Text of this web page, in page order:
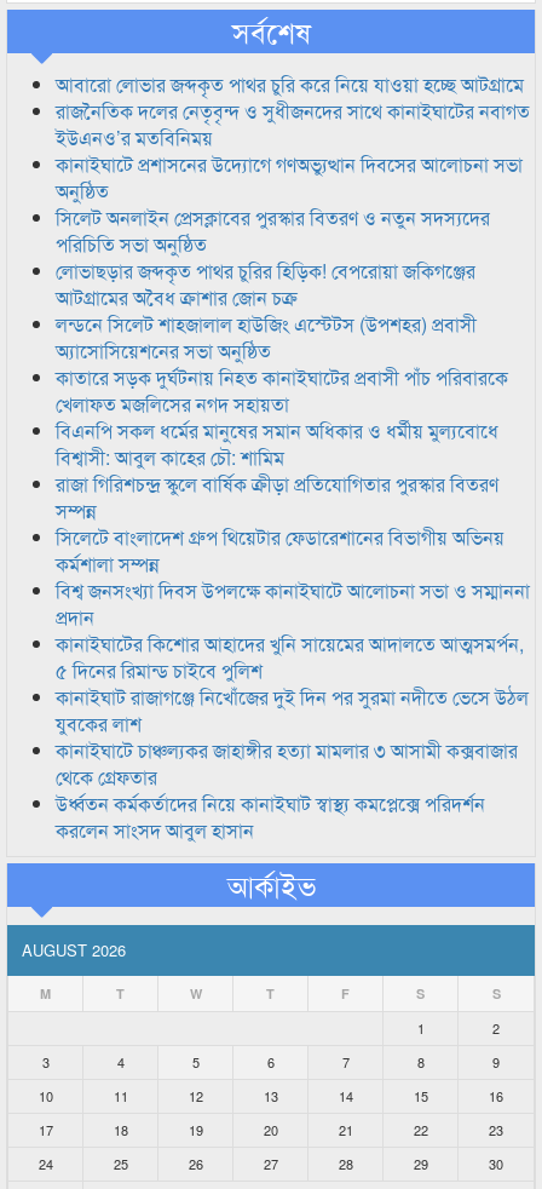
সর্বশেষ
আবারো লোভার জব্দকৃত পাথর চুরি করে নিয়ে যাওয়া হচ্ছে আটগ্রামে
রাজনৈতিক দলের নেতৃবৃন্দ ও সুধীজনদের সাথে কানাইঘাটের নবাগত
ইউএনও’র মতবিনিময়
কানাইঘাটে প্রশাসনের উদ্যোগে গণঅভ্যুত্থান দিবসের আলোচনা সভা
অনুষ্ঠিত
সিলেট অনলাইন প্রেসক্লাবের পুরস্কার বিতরণ ও নতুন সদস্যদের
পরিচিতি সভা অনুষ্ঠিত
লোভাছড়ার জব্দকৃত পাথর চুরির হিড়িক! বেপরোয়া জকিগঞ্জের
আটগ্রামের অবৈধ ক্রাশার জোন চক্র
লন্ডনে সিলেট শাহজালাল হাউজিং এস্টেটস (উপশহর) প্রবাসী
অ্যাসোসিয়েশনের সভা অনুষ্ঠিত
কাতারে সড়ক দুর্ঘটনায় নিহত কানাইঘাটের প্রবাসী পাঁচ পরিবারকে
খেলাফত মজলিসের নগদ সহায়তা
বিএনপি সকল ধর্মের মানুষের সমান অধিকার ও ধর্মীয় মুল্যবোধে
বিশ্বাসী: আবুল কাহের চৌ: শামিম
রাজা গিরিশচন্দ্র স্কুলে বার্ষিক ক্রীড়া প্রতিযোগিতার পুরস্কার বিতরণ
সম্পন্ন
সিলেটে বাংলাদেশ গ্রুপ থিয়েটার ফেডারেশানের বিভাগীয় অভিনয়
কর্মশালা সম্পন্ন
বিশ্ব জনসংখ্যা দিবস উপলক্ষে কানাইঘাটে আলোচনা সভা ও সম্মাননা
প্রদান
কানাইঘাটের কিশোর আহাদের খুনি সায়েমের আদালতে আত্মসমর্পন,
৫ দিনের রিমান্ড চাইবে পুলিশ
কানাইঘাট রাজাগঞ্জে নিখোঁজের দুই দিন পর সুরমা নদীতে ভেসে উঠল
যুবকের লাশ
কানাইঘাটে চাঞ্চল্যকর জাহাঙ্গীর হত্যা মামলার ৩ আসামী কক্সবাজার
থেকে গ্রেফতার
উর্ধ্বতন কর্মকর্তাদের নিয়ে কানাইঘাট স্বাস্থ্য কমপ্লেক্সে পরিদর্শন
করলেন সাংসদ আবুল হাসান
আর্কাইভ
AUGUST 2026
M T W T F S S
1
2
3
4 5 6 7 8
9
10
11 12 13 14 15
16
17
18 19 20 21 22
23
24
25 26 27 28 29
30